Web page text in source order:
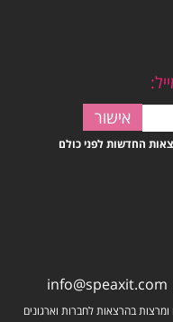
החדשות לפני כולם
info@speaxit.com